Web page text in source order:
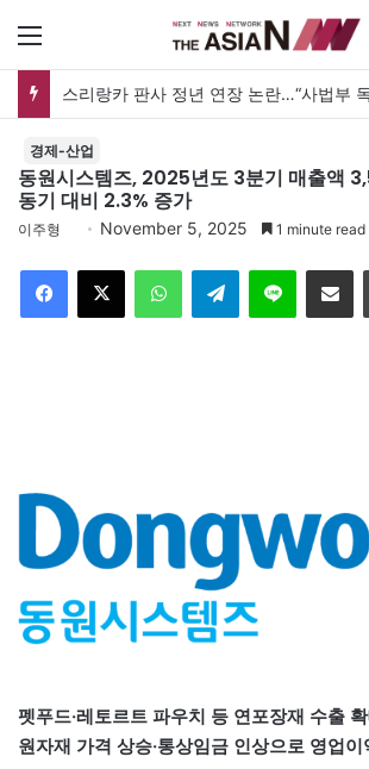
메뉴
경제-산업
동원시스템즈, 2025년도 3분기 매출액
동기 대비 2.3% 증가
이주형 November 5, 2025 1 minute read
Facebook
X WhatsAppTelegramLine 이메일
펫푸드·레토르트 파우치 등 연포장재 수출
원자재 가격 상승·통상임금 인상으로 영업